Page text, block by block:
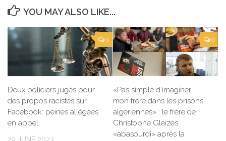
YOU MAY ALSO LIKE...
0
Deux policiers jugés pour
des propos racistes sur
Facebook: peines allégées
en appel
0
«Pas simple d’imaginer
mon frère dans les prisons
algériennes» : le frère de
Christophe Gleizes
«abasourdi» après la